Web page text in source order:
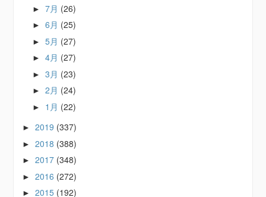
►7月 (26)
►6月 (25)
►5月 (27)
►4月 (27)
►3月 (23)
►2月 (24)
► 1月 (22)
►2019 (337)
►2018 (388)
►2017 (348)
►2016 (272)
►2015 (192)